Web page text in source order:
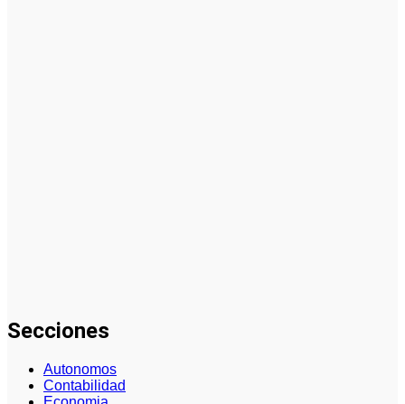
Secciones
Autonomos
Contabilidad